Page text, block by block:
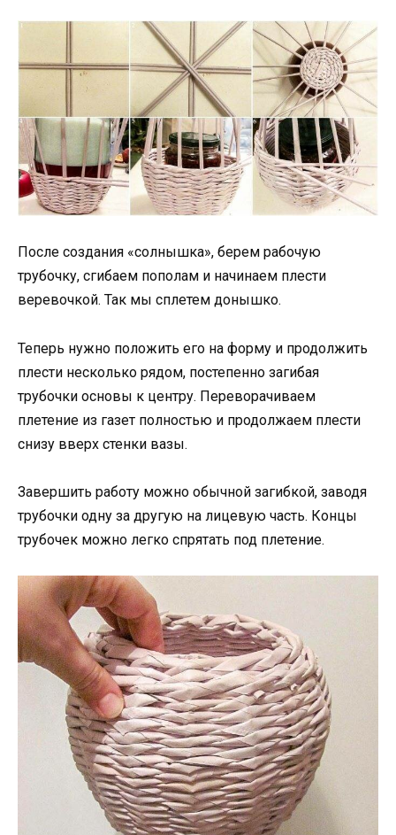
После создания «солнышка», берем рабочую
трубочку, сгибаем пополам и начинаем плести
веревочкой. Так мы сплетем донышко.
Теперь нужно положить его на форму и продолжить
плести несколько рядом, постепенно загибая
трубочки основы к центру. Переворачиваем
плетение из газет полностью и продолжаем плести
снизу вверх стенки вазы.
Завершить работу можно обычной загибкой, заводя
трубочки одну за другую на лицевую часть. Концы
трубочек можно легко спрятать под плетение.